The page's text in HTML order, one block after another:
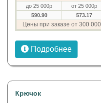
до 25 000р от 25 000р
590.90
573.17
Цены при заказе от 300
Подробнее
Крючок